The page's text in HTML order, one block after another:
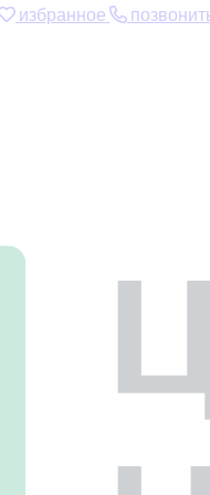
избранное